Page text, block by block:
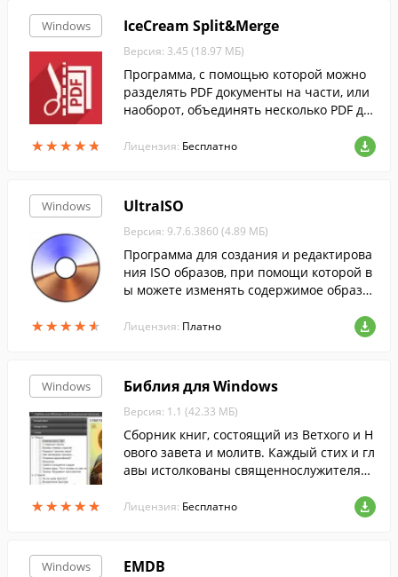
Windows
★★★★★
★★★★★
IceCream Split&Merge
Версия: 3.45 (18.97 МБ)
Программа, с помощью которой можно
разделять PDF документы на части, или
наоборот, объединять несколько PDF до
Лицензия: Бесплатно
Windows
★★★★★
★★★★★
UltraISO
Версия: 9.7.6.3860 (4.89 МБ)
Программа для создания и редактирова
ния ISO образов, при помощи которой в
ы можете изменять содержимое образо
ь ISO-файлы с жесткого диска.
Лицензия: Платно
Windows
★★★★★
★★★★★
Библия для Windows
Версия: 1.1 (42.33 МБ)
Сборник книг, состоящий из Ветхого и Н
ового завета и молитв. Каждый стих и гл
авы истолкованы священнослужителям
реключаться между главами и книгами.
Лицензия: Бесплатно
Windows EMDB